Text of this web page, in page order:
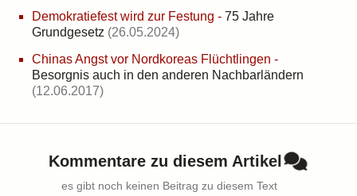
Demokratiefest wird zur Festung - 75 Jahre
Grundgesetz (26.05.2024)
Chinas Angst vor Nordkoreas Flüchtlingen -
Besorgnis auch in den anderen Nachbarländern
(12.06.2017)
Kommentare zu diesem Artikel
es gibt noch keinen Beitrag zu diesem Text